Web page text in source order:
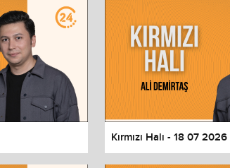
Kırmızı Halı - 18 07 2026